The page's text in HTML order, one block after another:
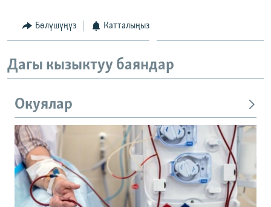
Бөлүшүңүз Катталыңыз
Дагы кызыктуу баяндар
Окуялар